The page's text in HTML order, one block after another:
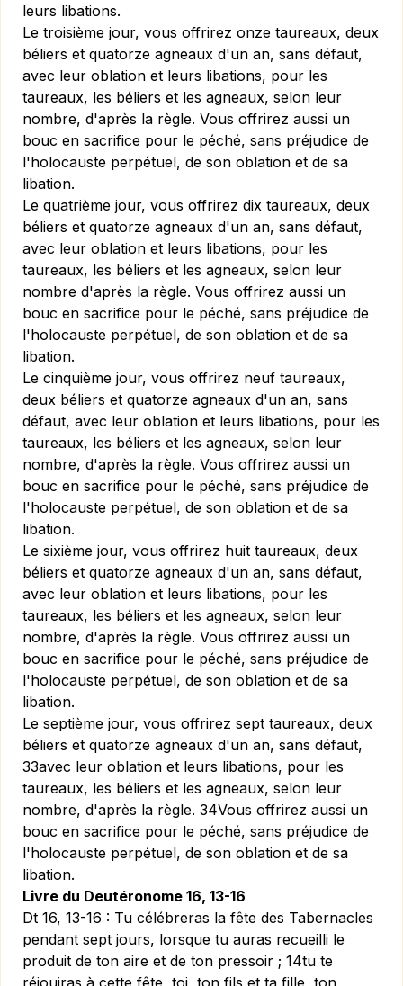
leurs libations.
Le troisième jour, vous offrirez onze taureaux, deux
béliers et quatorze agneaux d'un an, sans défaut,
avec leur oblation et leurs libations, pour les
taureaux, les béliers et les agneaux, selon leur
nombre, d'après la règle. Vous offrirez aussi un
bouc en sacrifice pour le péché, sans préjudice de
l'holocauste perpétuel, de son oblation et de sa
libation.
Le quatrième jour, vous offrirez dix taureaux, deux
béliers et quatorze agneaux d'un an, sans défaut,
avec leur oblation et leurs libations, pour les
taureaux, les béliers et les agneaux, selon leur
nombre d'après la règle. Vous offrirez aussi un
bouc en sacrifice pour le péché, sans préjudice de
l'holocauste perpétuel, de son oblation et de sa
libation.
Le cinquième jour, vous offrirez neuf taureaux,
deux béliers et quatorze agneaux d'un an, sans
défaut, avec leur oblation et leurs libations, pour les
taureaux, les béliers et les agneaux, selon leur
nombre, d'après la règle. Vous offrirez aussi un
bouc en sacrifice pour le péché, sans préjudice de
l'holocauste perpétuel, de son oblation et de sa
libation.
Le sixième jour, vous offrirez huit taureaux, deux
béliers et quatorze agneaux d'un an, sans défaut,
avec leur oblation et leurs libations, pour les
taureaux, les béliers et les agneaux, selon leur
nombre, d'après la règle. Vous offrirez aussi un
bouc en sacrifice pour le péché, sans préjudice de
l'holocauste perpétuel, de son oblation et de sa
libation.
Le septième jour, vous offrirez sept taureaux, deux
béliers et quatorze agneaux d'un an, sans défaut,
33avec leur oblation et leurs libations, pour les
taureaux, les béliers et les agneaux, selon leur
nombre, d'après la règle. 34Vous offrirez aussi un
bouc en sacrifice pour le péché, sans préjudice de
l'holocauste perpétuel, de son oblation et de sa
libation.
Livre du Deutéronome 16, 13-16
Dt 16, 13-16 : Tu célébreras la fête des Tabernacles
pendant sept jours, lorsque tu auras recueilli le
produit de ton aire et de ton pressoir ; 14tu te
réjouiras à cette fête, toi, ton fils et ta fille, ton